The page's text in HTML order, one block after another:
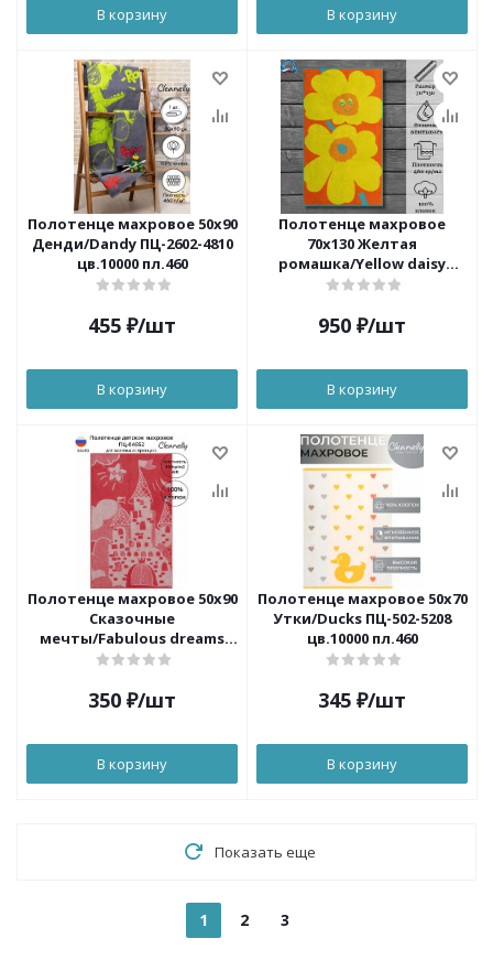
В корзину В корзину
Полотенце махровое 50x90
Денди/Dandy ПЦ-2602-4810
цв.10000 пл.460
455 ₽/шт
В корзину
Полотенце махровое
70х130 Желтая
ромашка/Yellow daisy
ПЦ-3502-4809 пл.460 цв.10000
950 ₽/шт
В корзину
Полотенце махровое 50х90
Сказочные
мечты/Fabulous dreams
ПЦ-2602-04652 пл.440
350 ₽/шт
В корзину
Полотенце махровое 50x70
Утки/Ducks ПЦ-502-5208
цв.10000 пл.460
345 ₽/шт
В корзину
Показать еще
1 2 3